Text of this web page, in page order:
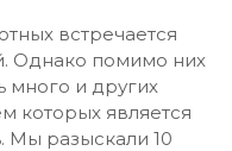
встречается
Однако помимо них
много и других
которых является
Мы разыскали 10